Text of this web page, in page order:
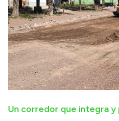
Un corredor que integra